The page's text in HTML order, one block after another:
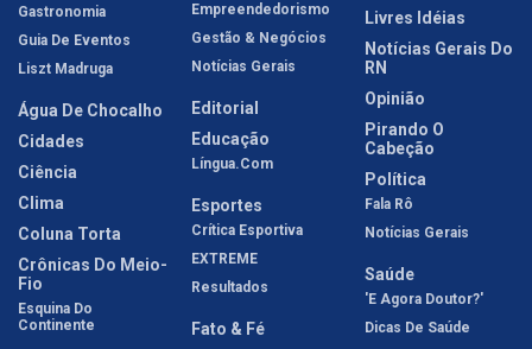
Gastronomia
Guia De Eventos
Liszt Madruga
Água De Chocalho
Cidades
Ciência
Clima
Coluna Torta
Crônicas Do Meio-
Fio
Esquina Do
Continente
Empreendedorismo
Gestão & Negócios
Notícias Gerais
Editorial
Educação
Língua.com
Esportes
Crítica Esportiva
EXTREME
Resultados
Fato & Fé
Livres Idéias
Notícias Gerais Do
RN
Opinião
Pirando O
Cabeção
Política
Fala Rô
Notícias Gerais
Saúde
'E Agora Doutor?'
Dicas De Saúde